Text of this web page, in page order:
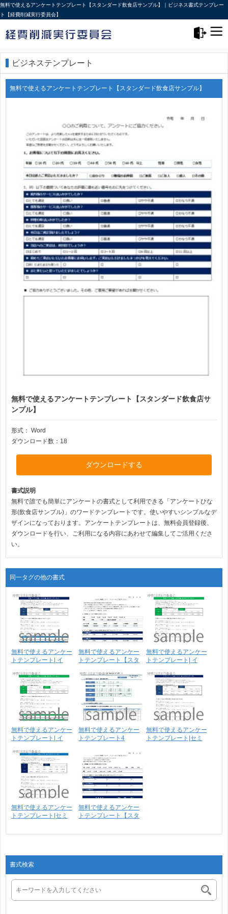
無料で使えるアンケートテンプレート【スタンダード飲食店サンプル】｜ビジネス書式テンプレー
ト【経費削減実行委員会】
ビジネステンプレート
無料で使えるアンケートテンプレート【スタンダード飲食店サンプル】
無料で使えるアンケートテンプレート【スタンダード飲食店サ
ンプル】
形式： Word
ダウンロード数：18
ダウンロードする
書式説明
無料で誰でも簡単にアンケートの書式として利用できる「アンケートひな
形(飲食店サンプル)」のワードテンプレートです。使いやすいシンプルなデ
ザインになっております。アンケートテンプレートは、無料会員登録後、
ダウンロードを行い、ご利用になる内容にあわせて編集してご活用くださ
い。
同一タグの他の書式
無料で使えるアンケー
トテンプレート| イ
無料で使えるアンケー
トテンプレート【スタ
無料で使えるアンケー
トテンプレート| イ
無料で使えるアンケー
トテンプレート| イ
無料で使えるアンケー
トテンプレート4
無料で使えるアンケー
トテンプレート|セミ
無料で使えるアンケー
トテンプレート|セミ
無料で使えるアンケー
トテンプレート【スタ
書式検索